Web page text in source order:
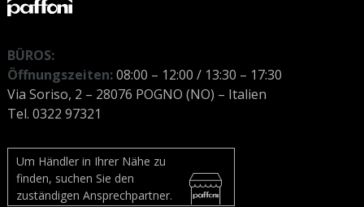
BÜROS:
Öffnungszeiten:08:00 – 12:00 / 13:30 – 17:30
Via Soriso, 2 – 28076 POGNO (NO) – Italien
Tel. 0322 97321
Um Händler in Ihrer Nähe zu
finden, suchen Sie den
zuständigen Ansprechpartner.